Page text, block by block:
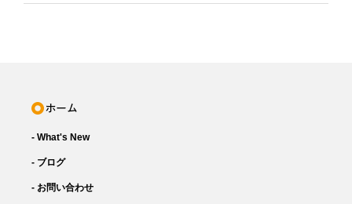
- What's New
- ブログ
- お問い合わせ